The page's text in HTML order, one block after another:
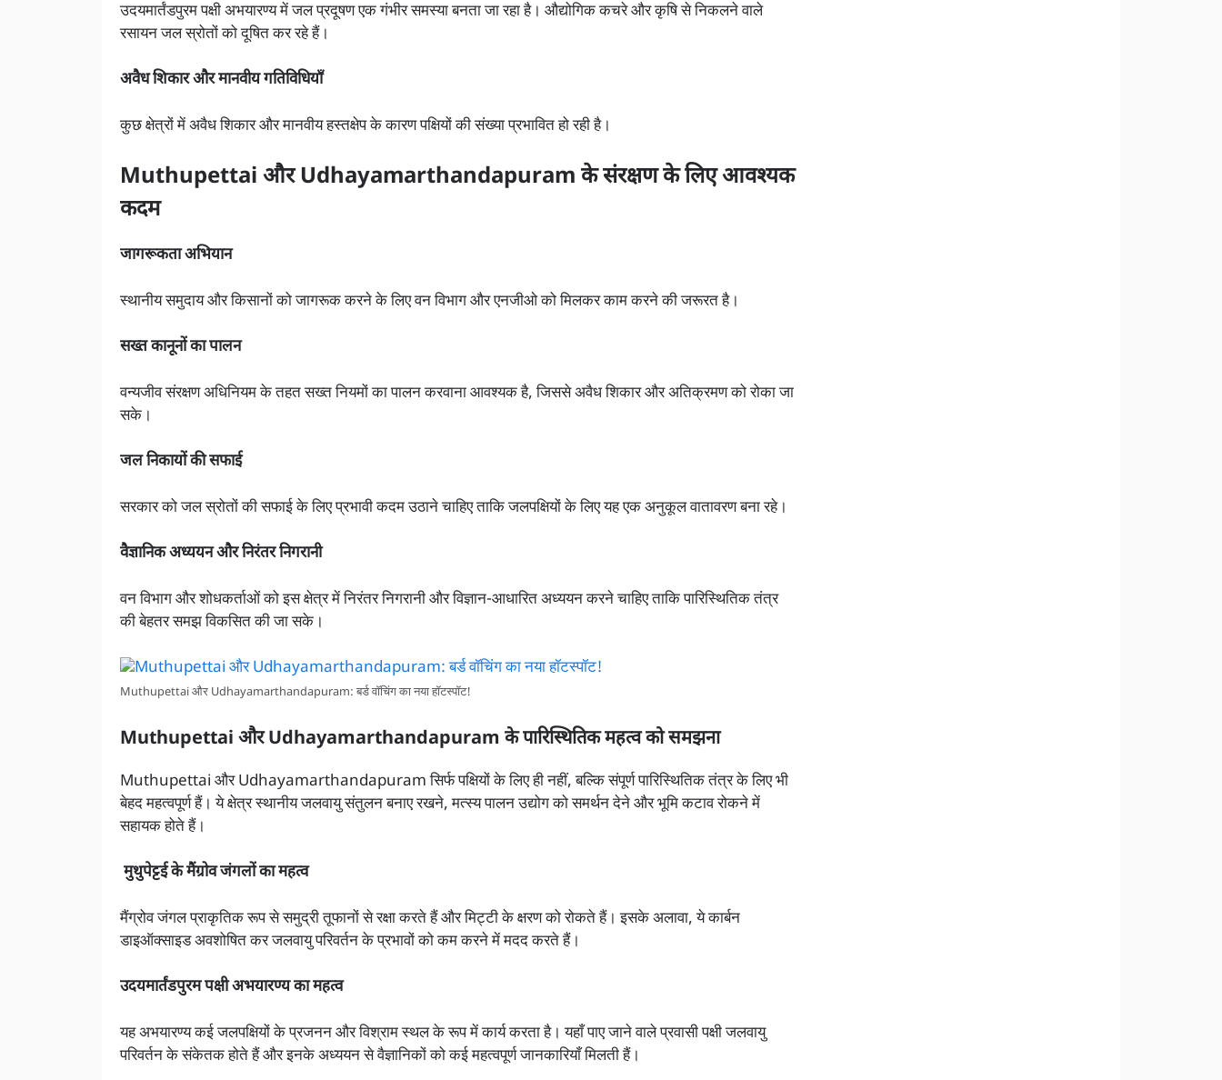
उदयमार्तंडपुरम पक्षी अभयारण्य में जल प्रदूषण एक गंभीर समस्या बनता जा रहा है। औद्योगिक कचरे और कृषि से निकलने वाले
रसायन जल स्रोतों को दूषित कर रहे हैं।
अवैध शिकार और मानवीय गतिविधियाँ
कुछ क्षेत्रों में अवैध शिकार और मानवीय हस्तक्षेप के कारण पक्षियों की संख्या प्रभावित हो रही है।
Muthupettai और Udhayamarthandapuram के संरक्षण के लिए आवश्यक
कदम
जागरूकता अभियान
स्थानीय समुदाय और किसानों को जागरूक करने के लिए वन विभाग और एनजीओ को मिलकर काम करने की जरूरत है।
सख्त कानूनों का पालन
वन्यजीव संरक्षण अधिनियम के तहत सख्त नियमों का पालन करवाना आवश्यक है, जिससे अवैध शिकार और अतिक्रमण को रोका जा
सके।
जल निकायों की सफाई
सरकार को जल स्रोतों की सफाई के लिए प्रभावी कदम उठाने चाहिए ताकि जलपक्षियों के लिए यह एक अनुकूल वातावरण बना रहे।
वैज्ञानिक अध्ययन और निरंतर निगरानी
वन विभाग और शोधकर्ताओं को इस क्षेत्र में निरंतर निगरानी और विज्ञान-आधारित अध्ययन करने चाहिए ताकि पारिस्थितिक तंत्र
की बेहतर समझ विकसित की जा सके।
Muthupettai और Udhayamarthandapuram: बर्ड वॉचिंग का नया हॉटस्पॉट!
Muthupettai और Udhayamarthandapuram के पारिस्थितिक महत्व को समझना
Muthupettai और Udhayamarthandapuram सिर्फ पक्षियों के लिए ही नहीं, बल्कि संपूर्ण पारिस्थितिक तंत्र के लिए भी
बेहद महत्वपूर्ण हैं। ये क्षेत्र स्थानीय जलवायु संतुलन बनाए रखने, मत्स्य पालन उद्योग को समर्थन देने और भूमि कटाव रोकने में
सहायक होते हैं।
मुथुपेट्टई के मैंग्रोव जंगलों का महत्व
मैंग्रोव जंगल प्राकृतिक रूप से समुद्री तूफानों से रक्षा करते हैं और मिट्टी के क्षरण को रोकते हैं। इसके अलावा, ये कार्बन
डाइऑक्साइड अवशोषित कर जलवायु परिवर्तन के प्रभावों को कम करने में मदद करते हैं।
उदयमार्तंडपुरम पक्षी अभयारण्य का महत्व
यह अभयारण्य कई जलपक्षियों के प्रजनन और विश्राम स्थल के रूप में कार्य करता है। यहाँ पाए जाने वाले प्रवासी पक्षी जलवायु
परिवर्तन के संकेतक होते हैं और इनके अध्ययन से वैज्ञानिकों को कई महत्वपूर्ण जानकारियाँ मिलती हैं।